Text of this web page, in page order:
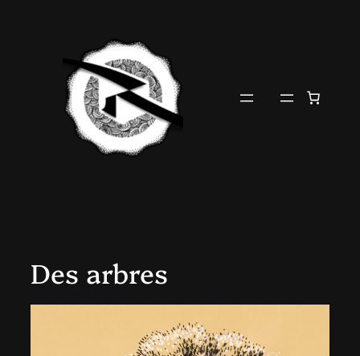
Des arbres